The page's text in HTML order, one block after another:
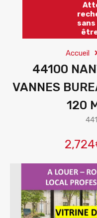
Accueil
44100
VANNES
120